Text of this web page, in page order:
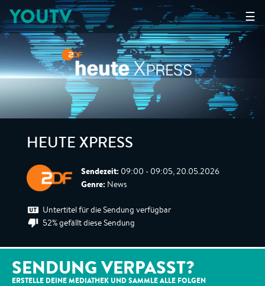
☰
YOUTV
HEUTE XPRESS
Sendezeit: 09:00 - 09:05, 20.05.2026
Genre: News
Untertitel für die Sendung verfügbar
52% gefällt diese Sendung
SENDUNG VERPASST?
ERSTELLE DEINE MEDIATHEK UND SAMMLE ALLE FOLGEN